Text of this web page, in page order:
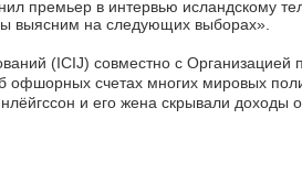
премьер в интервью исландскому
выясним на следующих выборах».
(ICIJ) совместно с
офшорных счетах многих мировых
и его жена скрывали доходы